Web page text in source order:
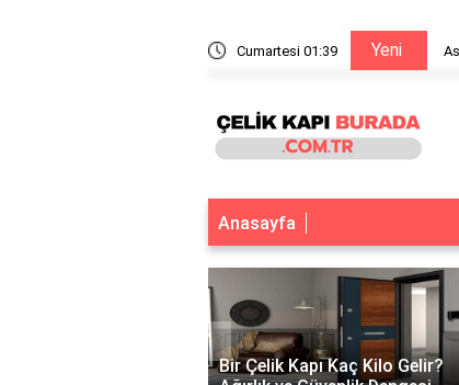
Cumartesi 01:39 Yeni
Anasayfa
Bir Çelik Kapı Kaç Kilo Gelir?
‹